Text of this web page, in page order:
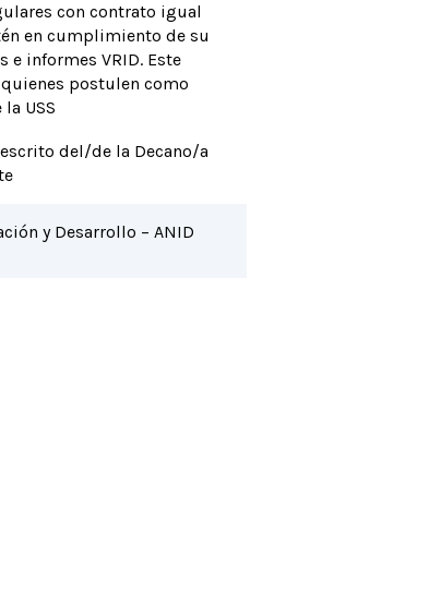
con contrato igual
en cumplimiento de su
e informes VRID. Este
postulen como
USS
del/de la Decano/a
y Desarrollo – ANID